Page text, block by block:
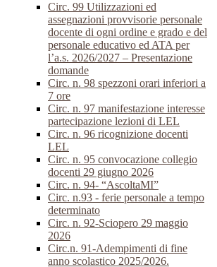
Circ. 99 Utilizzazioni ed
assegnazioni provvisorie personale
docente di ogni ordine e grado e del
personale educativo ed ATA per
l’a.s. 2026/2027 – Presentazione
domande
Circ. n. 98 spezzoni orari inferiori a
7 ore
Circ. n. 97 manifestazione interesse
partecipazione lezioni di LEL
Circ. n. 96 ricognizione docenti
LEL
Circ. n. 95 convocazione collegio
docenti 29 giugno 2026
Circ. n. 94- “AscoltaMI”
Circ. n.93 - ferie personale a tempo
determinato
Circ. n. 92-Sciopero 29 maggio
2026
Circ.n. 91-Adempimenti di fine
anno scolastico 2025/2026.